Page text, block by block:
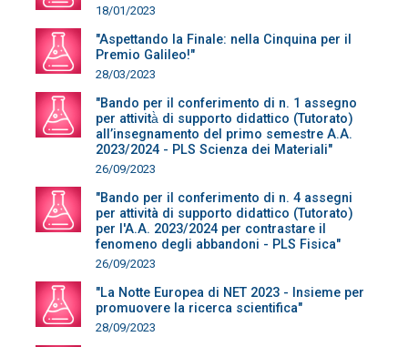
18/01/2023
"Aspettando la Finale: nella Cinquina per il
Premio Galileo!"
28/03/2023
"Bando per il conferimento di n. 1 assegno
per attività̀ di supporto didattico (Tutorato)
all’insegnamento del primo semestre A.A.
2023/2024 - PLS Scienza dei Materiali"
26/09/2023
"Bando per il conferimento di n. 4 assegni
per attività di supporto didattico (Tutorato)
per l'A.A. 2023/2024 per contrastare il
fenomeno degli abbandoni - PLS Fisica"
26/09/2023
"La Notte Europea di NET 2023 - Insieme per
promuovere la ricerca scientifica"
28/09/2023